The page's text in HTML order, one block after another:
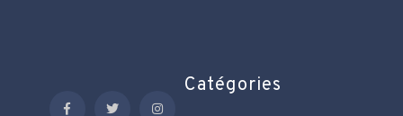
Catégories